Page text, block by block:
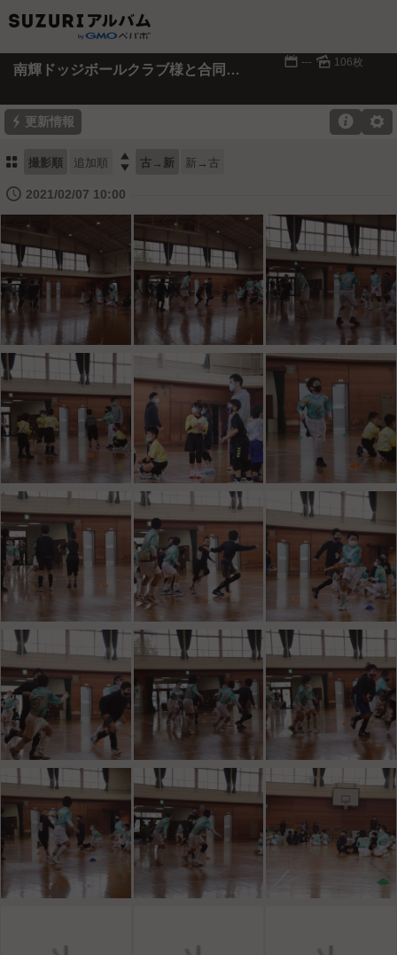
南輝ドッジボールクラブ様と合同練習 📅 --- 🌄 106枚
⚡ 更新情報 ⚙

⚏ 撮影順 追加順  古→新 新→古
🕔 2021/02/07 10:00